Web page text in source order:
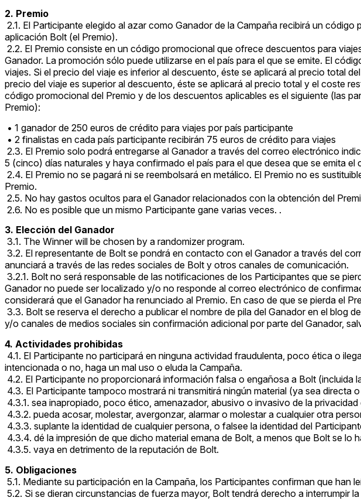
2. Premio
2.1. El Participante elegido al azar como Ganador de la Campaña recibirá un
aplicación Bolt (el Premio).
2.2. El Premio consiste en un código promocional que ofrece descuentos para
Ganador. La promoción sólo puede utilizarse en el país para el que se emite. El
viajes. Si el precio del viaje es inferior al descuento, éste se aplicará al precio total
precio del viaje es superior al descuento, éste se aplicará al precio total y el coste
código promocional del Premio y de los descuentos aplicables es el siguiente (las
Premio):
• 1 ganador de 250 euros de crédito para viajes por país participante
• 2 finalistas en cada país participante recibirán 75 euros de crédito para viajes
2.3. El Premio solo podrá entregarse al Ganador a través del correo electrónico
5 (cinco) días naturales y haya confirmado el país para el que desea que se emita el
2.4. El Premio no se pagará ni se reembolsará en metálico. El Premio no es
Premio.
2.5. No hay gastos ocultos para el Ganador relacionados con la obtención del
2.6. No es posible que un mismo Participante gane varias veces. .
3. Elección del Ganador
3.1. The Winner will be chosen by a randomizer program.
3.2. El representante de Bolt se pondrá en contacto con el Ganador a través del
anunciará a través de las redes sociales de Bolt y otros canales de comunicación.
3.2.1. Bolt no será responsable de las notificaciones de los Participantes que se
Ganador no puede ser localizado y/o no responde al correo electrónico de
considerará que el Ganador ha renunciado al Premio. En caso de que se pierda el
3.3. Bolt se reserva el derecho a publicar el nombre de pila del Ganador en el
y/o canales de medios sociales sin confirmación adicional por parte del Ganador,
4. Actividades prohibidas
4.1. El Participante no participará en ninguna actividad fraudulenta, poco ética o
intencionada o no, haga un mal uso o eluda la Campaña.
4.2. El Participante no proporcionará información falsa o engañosa a Bolt (incluida
4.3. El Participante tampoco mostrará ni transmitirá ningún material (ya sea
4.3.1. sea inapropiado, poco ético, amenazador, abusivo o invasivo de la
4.3.2. pueda acosar, molestar, avergonzar, alarmar o molestar a cualquier otra
4.3.3. suplante la identidad de cualquier persona, o falsee la identidad del
4.3.4. dé la impresión de que dicho material emana de Bolt, a menos que Bolt se
4.3.5. vaya en detrimento de la reputación de Bolt.
5. Obligaciones
5.1. Mediante su participación en la Campaña, los Participantes confirman que han
5.2. Si se dieran circunstancias de fuerza mayor, Bolt tendrá derecho a interrumpir